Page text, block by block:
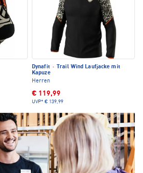
Dynafit ·
Trail Wind Laufjacke mit
Kapuze
Herren
€ 119,99
UVP* € 139,99